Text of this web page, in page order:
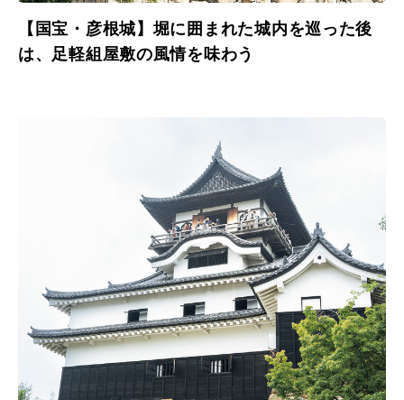
【国宝・彦根城】堀に囲まれた城内を巡った後
は、足軽組屋敷の風情を味わう